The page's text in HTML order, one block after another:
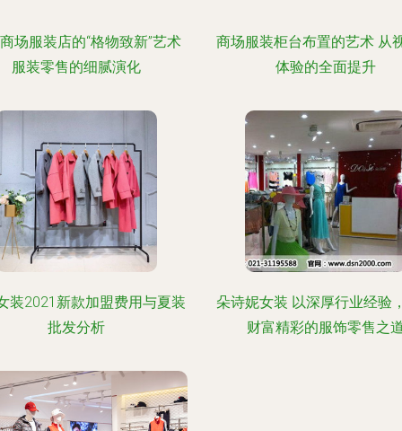
场服装店的“格物致新”艺术
服装零售的细腻演化
商场服装柜台布置的艺术 从
体验的全面提升
装2021新款加盟费用与夏装
批发分析
朵诗妮女装 以深厚行业经验
财富精彩的服饰零售之